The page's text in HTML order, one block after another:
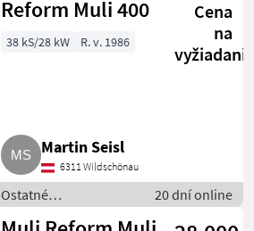
silové stroje /
motorové auto
Reform Muli 400
Cena
na
38 kS/28 kW R. v. 1986
Martin Seisl
6311 Wildschönau
Ostatné
poľnohospodárske
20 dní online